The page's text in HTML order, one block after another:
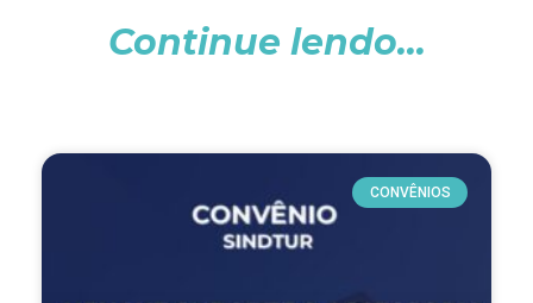
Continue lendo...
CONVÊNIOS